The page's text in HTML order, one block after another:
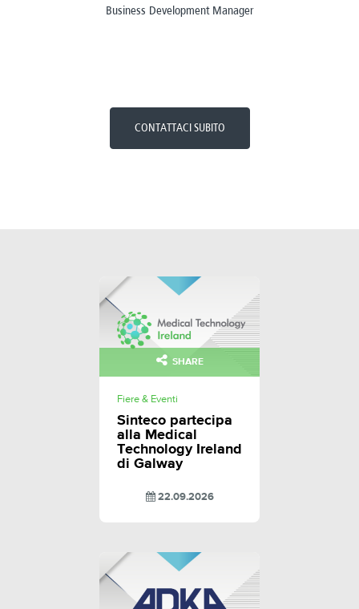
Business Development Manager
CONTATTACI SUBITO
SHARE
Fiere & Eventi
Sinteco partecipa
alla Medical
Technology Ireland
di Galway
22.09.2026